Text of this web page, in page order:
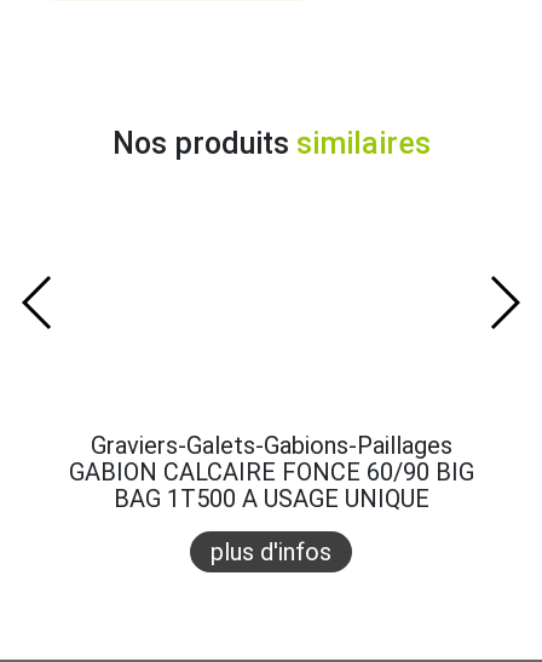
Nos produits similaires
Graviers-Galets-Gabions-Paillages
GABION CALCAIRE FONCE 60/90 BIG
BAG 1T500 A USAGE UNIQUE
plus d'infos